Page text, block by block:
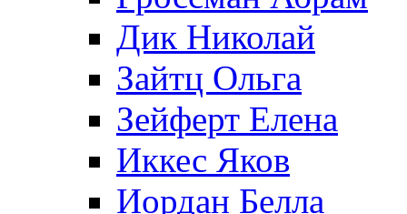
Дик Николай
Зайтц Ольга
Зейферт Елена
Иккес Яков
Иордан Белла